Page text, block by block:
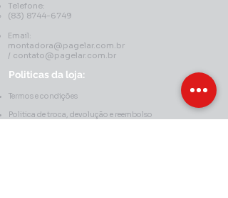
Politicas da loja:
Termos e condições
Politica de troca, devolução e reembolso
Telefone:
(83) 8744-6749
Email:
montadora@pagelar.com.br
/ contato@pagelar.com.br